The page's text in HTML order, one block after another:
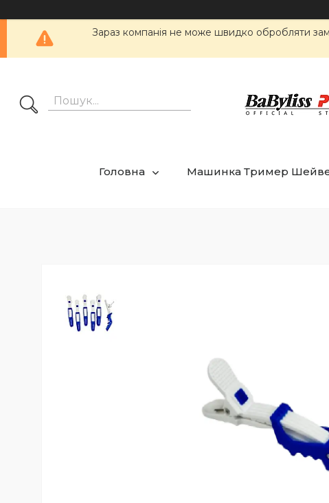
Зараз компанія не може швидко обробляти
Головна Машинка Тример